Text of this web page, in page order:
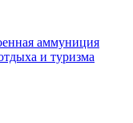
аммуниция
и туризма